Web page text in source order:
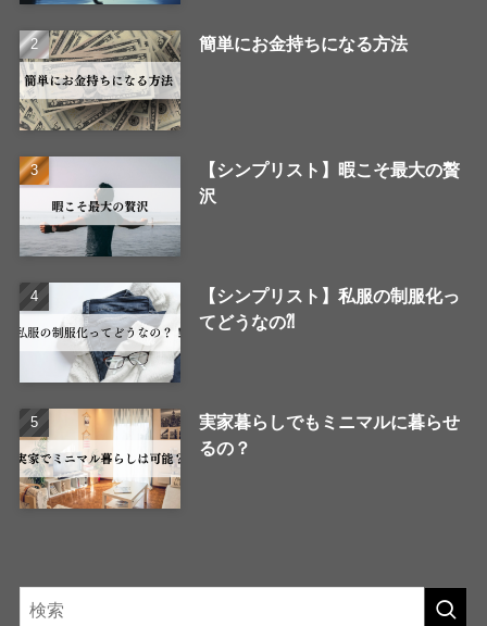
簡単にお金持ちになる方法
【シンプリスト】暇こそ最大の贅
沢
【シンプリスト】私服の制服化っ
てどうなの⁈
実家暮らしでもミニマルに暮らせ
るの？